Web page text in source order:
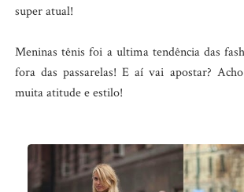
super atual!
Meninas tênis foi a ultima tendência das
fora das passarelas! E aí vai apostar? Acho
muita atitude e estilo!